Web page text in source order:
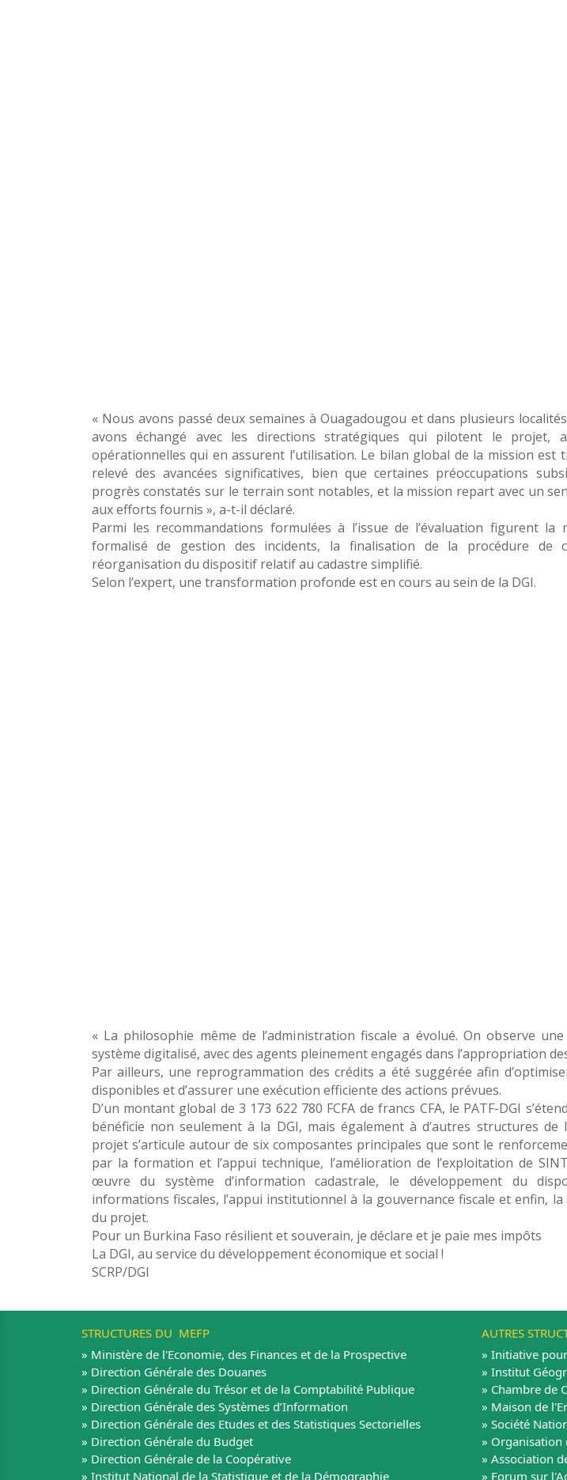
« Nous avons passé deux semaines à Ouagadougou et dans plusieurs
avons échangé avec les directions stratégiques qui pilotent le projet,
opérationnelles qui en assurent l’utilisation. Le bilan global de la mission est
relevé des avancées significatives, bien que certaines préoccupations
progrès constatés sur le terrain sont notables, et la mission repart avec un
aux efforts fournis », a-t-il déclaré.
Parmi les recommandations formulées à l’issue de l’évaluation figurent la
formalisé de gestion des incidents, la finalisation de la procédure de
réorganisation du dispositif relatif au cadastre simplifié.
Selon l’expert, une transformation profonde est en cours au sein de la DGI.
« La philosophie même de l’administration fiscale a évolué. On observe
système digitalisé, avec des agents pleinement engagés dans l’appropriation
Par ailleurs, une reprogrammation des crédits a été suggérée afin
disponibles et d’assurer une exécution efficiente des actions prévues.
D’un montant global de 3 173 622 780 FCFA de francs CFA, le PATF-DGI
bénéficie non seulement à la DGI, mais également à d’autres structures de
projet s’articule autour de six composantes principales que sont le
par la formation et l’appui technique, l’amélioration de l’exploitation de
œuvre du système d’information cadastrale, le développement du
informations fiscales, l’appui institutionnel à la gouvernance fiscale et enfin,
du projet.
Pour un Burkina Faso résilient et souverain, je déclare et je paie mes impôts
La DGI, au service du développement économique et social !
SCRP/DGI
STRUCTURES DU MEFP
» Ministère de l'Economie, des Finances et de la Prospective
» Direction Générale des Douanes
» Direction Générale du Trésor et de la Comptabilité Publique
» Direction Générale des Systèmes d’Information
» Direction Générale des Etudes et des Statistiques Sectorielles
» Direction Générale du Budget
» Direction Générale de la Coopérative
» Institut National de la Statistique et de la Démographie
AUTRES
» Initiative
» Institut
» Chambre de
» Maison de
» Société
» Organisation
» Association
» Forum sur